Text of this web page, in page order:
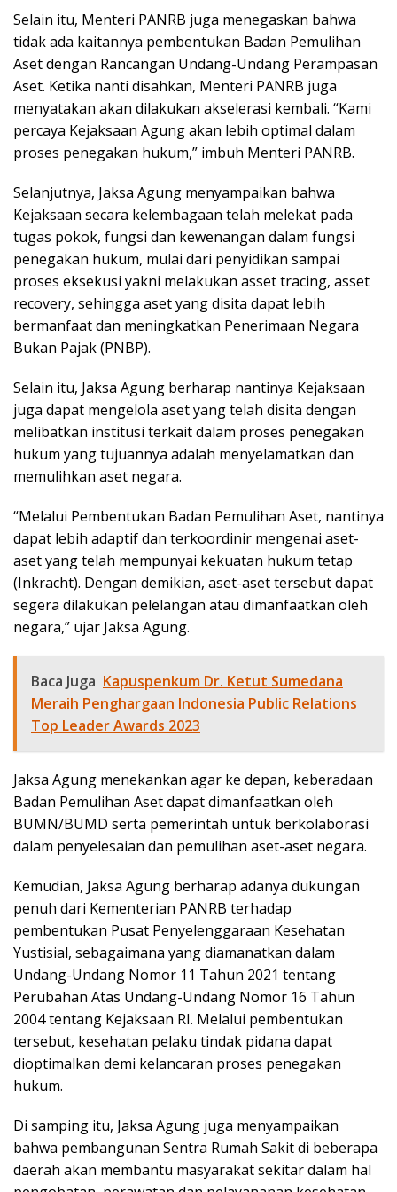
Selain itu, Menteri PANRB juga menegaskan bahwa
tidak ada kaitannya pembentukan Badan Pemulihan
Aset dengan Rancangan Undang-Undang Perampasan
Aset. Ketika nanti disahkan, Menteri PANRB juga
menyatakan akan dilakukan akselerasi kembali. “Kami
percaya Kejaksaan Agung akan lebih optimal dalam
proses penegakan hukum,” imbuh Menteri PANRB.
Selanjutnya, Jaksa Agung menyampaikan bahwa
Kejaksaan secara kelembagaan telah melekat pada
tugas pokok, fungsi dan kewenangan dalam fungsi
penegakan hukum, mulai dari penyidikan sampai
proses eksekusi yakni melakukan asset tracing, asset
recovery, sehingga aset yang disita dapat lebih
bermanfaat dan meningkatkan Penerimaan Negara
Bukan Pajak (PNBP).
Selain itu, Jaksa Agung berharap nantinya Kejaksaan
juga dapat mengelola aset yang telah disita dengan
melibatkan institusi terkait dalam proses penegakan
hukum yang tujuannya adalah menyelamatkan dan
memulihkan aset negara.
“Melalui Pembentukan Badan Pemulihan Aset, nantinya
dapat lebih adaptif dan terkoordinir mengenai aset-
aset yang telah mempunyai kekuatan hukum tetap
(Inkracht). Dengan demikian, aset-aset tersebut dapat
segera dilakukan pelelangan atau dimanfaatkan oleh
negara,” ujar Jaksa Agung.
Baca Juga Kapuspenkum Dr. Ketut Sumedana
Meraih Penghargaan Indonesia Public Relations
Top Leader Awards 2023
Jaksa Agung menekankan agar ke depan, keberadaan
Badan Pemulihan Aset dapat dimanfaatkan oleh
BUMN/BUMD serta pemerintah untuk berkolaborasi
dalam penyelesaian dan pemulihan aset-aset negara.
Kemudian, Jaksa Agung berharap adanya dukungan
penuh dari Kementerian PANRB terhadap
pembentukan Pusat Penyelenggaraan Kesehatan
Yustisial, sebagaimana yang diamanatkan dalam
Undang-Undang Nomor 11 Tahun 2021 tentang
Perubahan Atas Undang-Undang Nomor 16 Tahun
2004 tentang Kejaksaan RI. Melalui pembentukan
tersebut, kesehatan pelaku tindak pidana dapat
dioptimalkan demi kelancaran proses penegakan
hukum.
Di samping itu, Jaksa Agung juga menyampaikan
bahwa pembangunan Sentra Rumah Sakit di beberapa
daerah akan membantu masyarakat sekitar dalam hal